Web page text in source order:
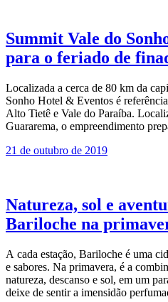
Summit Vale do
para o feriado de
Localizada a cerca de 80 km da
Sonho Hotel & Eventos é
Alto Tietê e Vale do Paraíba.
Guararema, o empreendimento
21 de outubro de 2019
Natureza, sol e
Bariloche na
A cada estação, Bariloche é uma
e sabores. Na primavera, é a
natureza, descanso e sol, em um
deixe de sentir a imensidão